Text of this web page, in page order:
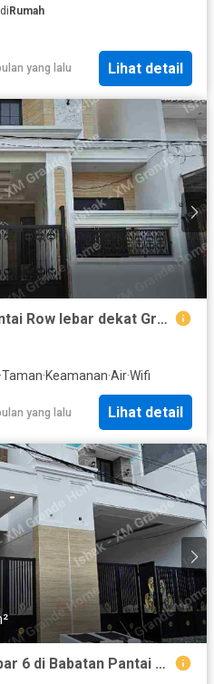
Rumah
yang lalu Lihat detail
Dijual Rumah Babatan Pantai Row lebar dekat Grand Kenjeran
·Taman·Keamanan·Air·Wifi
yang lalu Lihat detail
Dijual Rumah Nyaman Lebar 6 di Babatan Pantai Baru Gres Selangkah ke Grand Kenjeran